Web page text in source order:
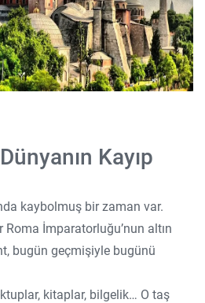
Kayıp
kaybolmuş bir zaman var.
İmparatorluğu’nun altın
bugün geçmişiyle bugünü
kitaplar, bilgelik… O taş